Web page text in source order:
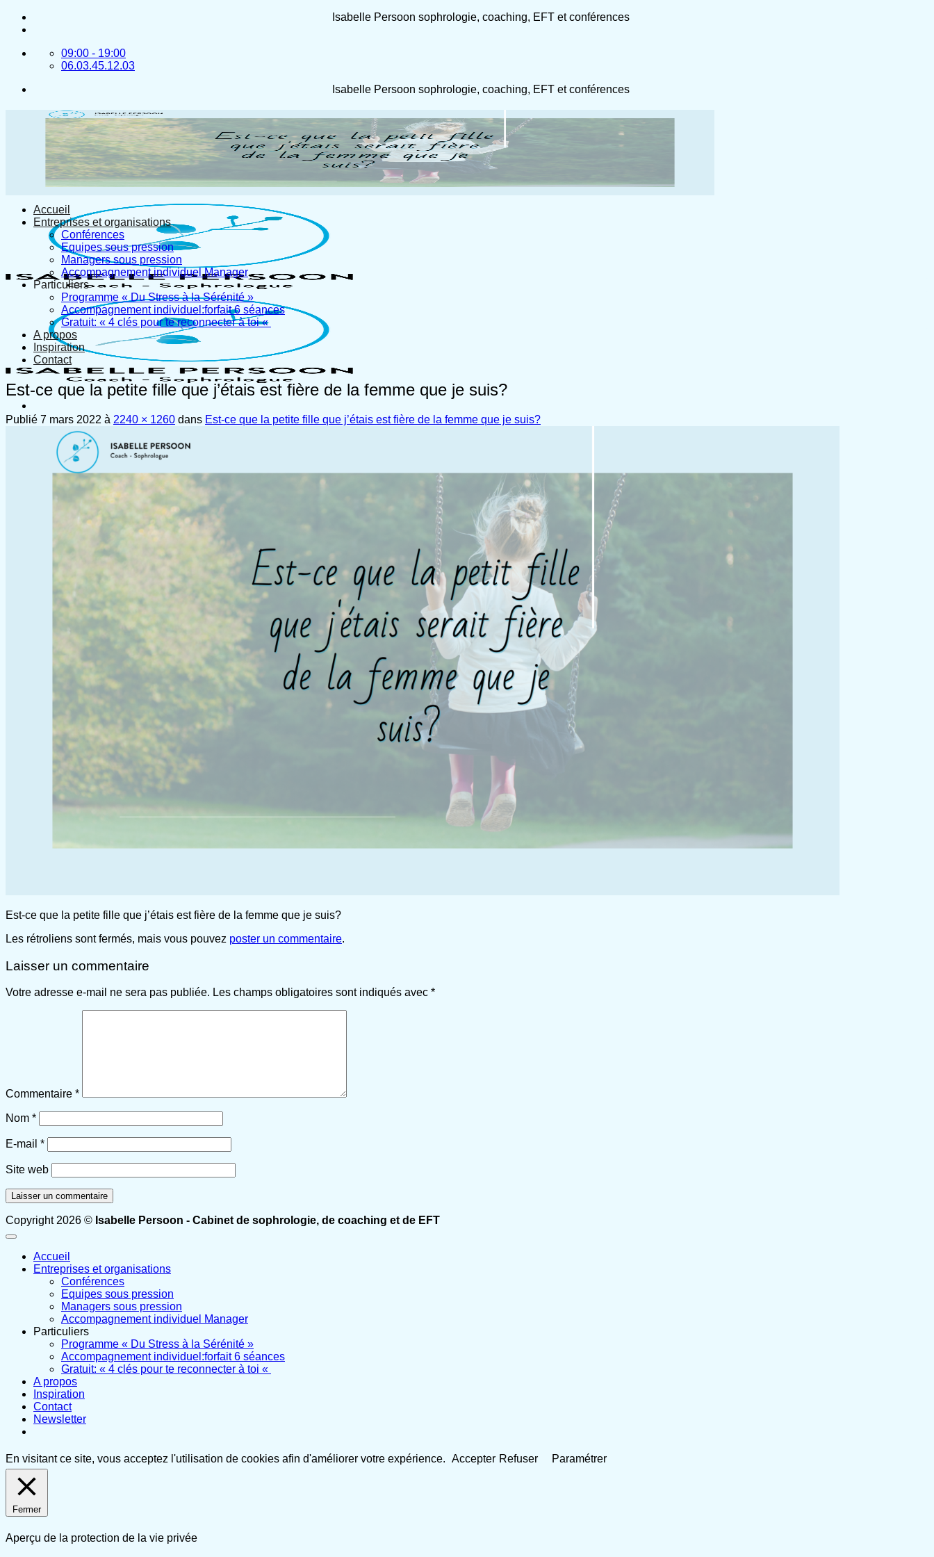
Passer
Isabelle Persoon sophrologie, coaching, EFT et conférences
09:00 - 19:00
06.03.45.12.03
Isabelle Persoon sophrologie, coaching, EFT et conférences
Accueil
Entreprises et organisations
Conférences
Equipes sous pression
Managers sous pression
Accompagnement individuel Manager
Particuliers
Programme « Du Stress à la Sérénité »
Accompagnement individuel:forfait 6 séances
Gratuit: « 4 clés pour te reconnecter à toi «
A propos
Inspiration
Contact
Est-ce que la petite fille que j’étais est fière de la femme que je suis?
Publié 7 mars 2022 à 2240 × 1260 dans Est-ce que la petite fille que j’étais est fière de la femme que je suis?
Est-ce que la petite fille que j’étais est fière de la femme que je suis?
Les rétroliens sont fermés, mais vous pouvez poster un commentaire.
Laisser un commentaire
Votre adresse e-mail ne sera pas publiée. Les champs obligatoires sont indiqués avec *
Commentaire *
Nom *
E-mail *
Site web
Copyright 2026 © Isabelle Persoon - Cabinet de sophrologie, de coaching et de EFT
Accueil
Entreprises et organisations
Conférences
Equipes sous pression
Managers sous pression
Accompagnement individuel Manager
Particuliers
Programme « Du Stress à la Sérénité »
Accompagnement individuel:forfait 6 séances
Gratuit: « 4 clés pour te reconnecter à toi «
A propos
Inspiration
Contact
Newsletter
En visitant ce site, vous acceptez l'utilisation de cookies afin d'améliorer votre expérience. Accepter Refuser Paramétrer
Fermer
Aperçu de la protection de la vie privée